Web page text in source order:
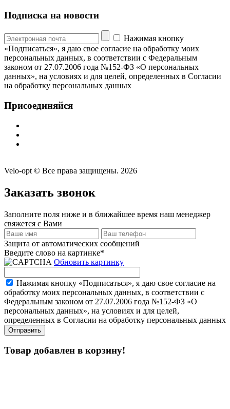
Подписка на новости
Нажимая кнопку
«Подписаться», я даю свое согласие на обработку моих
персональных данных, в соответствии с Федеральным
законом от 27.07.2006 года №152-ФЗ «О персональных
данных», на условиях и для целей, определенных в Согласии
на обработку персональных данных
Присоединяйся
Velo-opt © Все права защищены. 2026
Заказать звонок
Заполните поля ниже и в ближайшее время наш менеджер
свяжется с Вами
Защита от автоматических сообщений
Введите слово на картинке*
Обновить картинку
Нажимая кнопку «Подписаться», я даю свое согласие на
обработку моих персональных данных, в соответствии с
Федеральным законом от 27.07.2006 года №152-ФЗ «О
персональных данных», на условиях и для целей,
определенных в Согласии на обработку персональных данных
Товар добавлен в корзину!